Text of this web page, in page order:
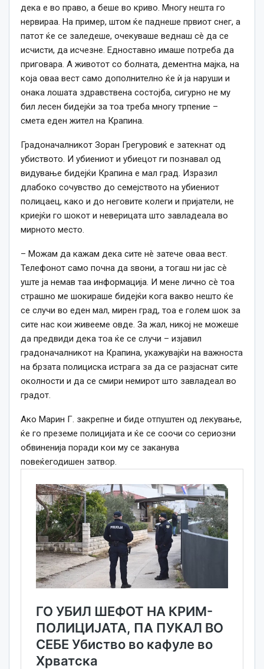
дека е во право, а беше во криво. Многу нешта го
нервираа. На пример, штом ќе паднеше првиот снег, а
патот ќе се заледеше, очекуваше веднаш сè да се
исчисти, да исчезне. Едноставно имаше потреба да
приговара. А животот со болната, дементна мајка, на
која оваа вест само дополнително ќе ѝ ја наруши и
онака лошата здравствена состојба, сигурно не му
бил лесен бидејќи за тоа треба многу трпение –
смета еден жител на Крапина.
Градоначалникот Зоран Грегуровиќ е затекнат од
убиството. И убиениот и убиецот ги познавал од
видување бидејќи Крапина е мал град. Изразил
длабоко сочувство до семејството на убиениот
полицаец, како и до неговите колеги и пријатели, не
криејќи го шокот и неверицата што завладеала во
мирното место.
– Можам да кажам дека сите нè затече оваа вест.
Телефонот само почна да ѕвони, а тогаш ни јас сè
уште ја немав таа информација. И мене лично сè тоа
страшно ме шокираше бидејќи кога вакво нешто ќе
се случи во еден мал, мирен град, тоа е голем шок за
сите нас кои живееме овде. За жал, никој не можеше
да предвиди дека тоа ќе се случи – изјавил
градоначалникот на Крапина, укажувајќи на важноста
на брзата полициска истрага за да се разјаснат сите
околности и да се смири немирот што завладеал во
градот.
Ако Марин Г. закрепне и биде отпуштен од лекување,
ќе го преземе полицијата и ќе се соочи со сериозни
обвиненија поради кои му се заканува
повеќегодишен затвор.